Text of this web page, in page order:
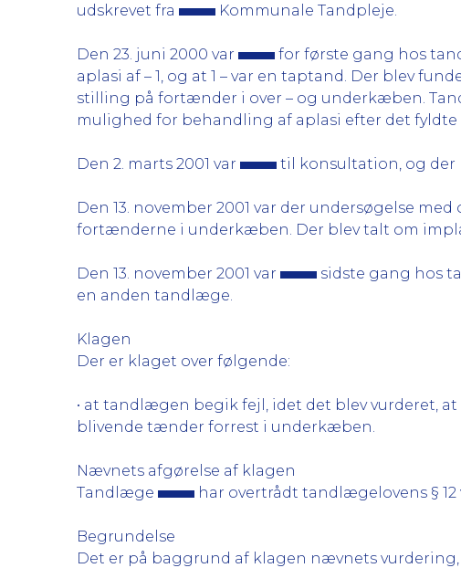
udskrevet fra
Kommunale Tandpleje.
Den 23. juni 2000 var for første gang hos
aplasi af – 1, og at 1 – var en taptand. Der blev
stilling på fortænder i over – og underkæben.
mulighed for behandling af aplasi efter det fyldte
Den 2. marts 2001 var til konsultation, og der
Den 13. november 2001 var der undersøgelse
fortænderne i underkæben. Der blev talt om
Den 13. november 2001 var sidste gang hos
en anden tandlæge.
Klagen
Der er klaget over følgende:
• at tandlægen begik fejl, idet det blev vurderet,
blivende tænder forrest i underkæben.
Nævnets afgørelse af klagen
Tandlæge
har overtrådt tandlægelovens §
Begrundelse
Det er på baggrund af klagen nævnets